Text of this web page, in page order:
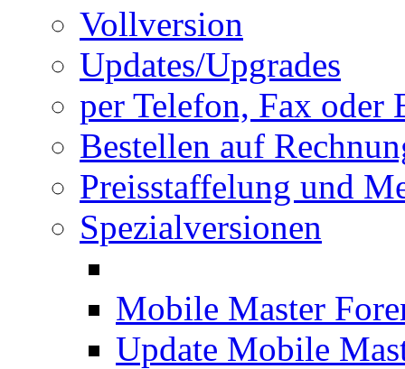
Vollversion
Updates/Upgrades
per Telefon, Fax oder
Bestellen auf
Preisstaffelung und
Spezialversionen
Mobile Master
Update Mobile